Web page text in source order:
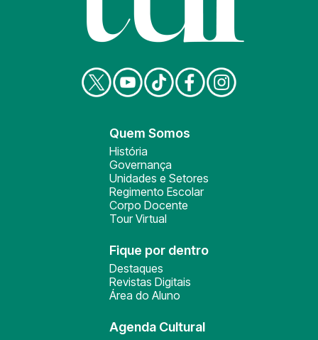
Quem Somos
História
Governança
Unidades e Setores
Regimento Escolar
Corpo Docente
Tour Virtual
Fique por dentro
Destaques
Revistas Digitais
Área do Aluno
Agenda Cultural